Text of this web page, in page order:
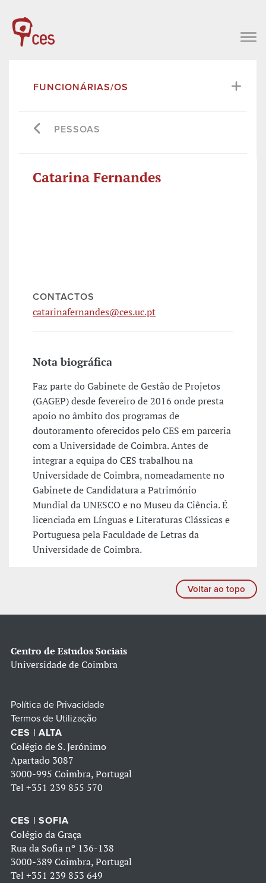
FUNCIONÁRIAS/OS
PESSOAS
Catarina Fernandes
CONTACTOS
catarinafernandes@ces.uc.pt
Nota biográfica
Faz parte do Gabinete de Gestão de Projetos
(GAGEP) desde fevereiro de 2016 onde presta
apoio no âmbito dos programas de
doutoramento oferecidos pelo CES em parceria
com a Universidade de Coimbra. Antes de
integrar a equipa do CES trabalhou na
Universidade de Coimbra, nomeadamente no
Gabinete de Candidatura a Património
Mundial da UNESCO e no Museu da Ciência. É
licenciada em Línguas e Literaturas Clássicas e
Portuguesa pela Faculdade de Letras da
Universidade de Coimbra.
Voltar ao topo
Centro de Estudos Sociais
Universidade de Coimbra
Política de Privacidade
Termos de Utilização
CES | ALTA
Colégio de S. Jerónimo
Apartado 3087
3000-995 Coimbra, Portugal
Tel +351 239 855 570
CES | SOFIA
Colégio da Graça
Rua da Sofia nº 136-138
3000-389 Coimbra, Portugal
Tel +351 239 853 649